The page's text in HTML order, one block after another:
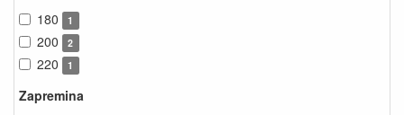
180
1
200 2
220 1
Zapremina